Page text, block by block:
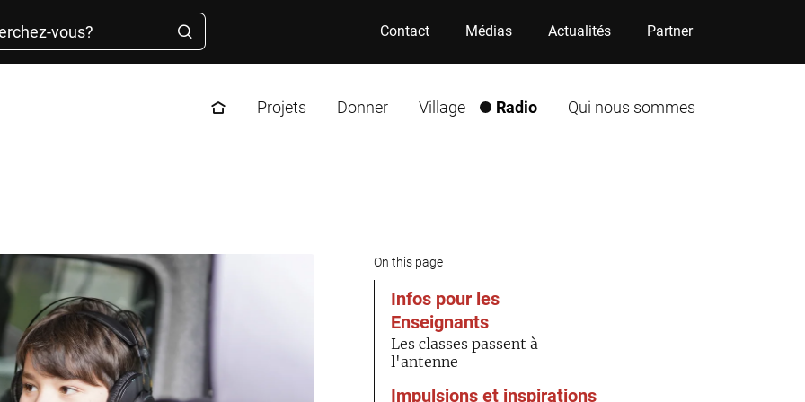
Contact Médias Actualités Partner
Projets Donner Village Radio Qui nous sommes
On this page
Infos pour les
Enseignants
Les classes passent à
l'antenne
Impulsions et inspirations